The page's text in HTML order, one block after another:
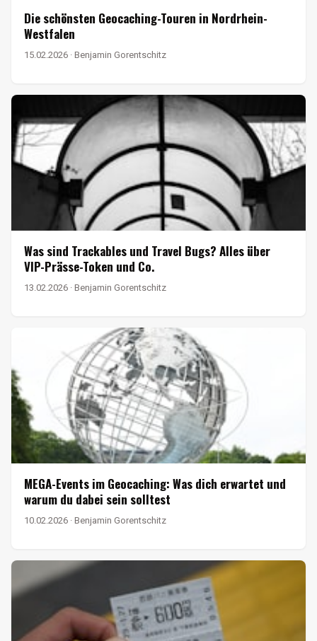
Die schönsten Geocaching-Touren in Nordrhein-
Westfalen
15.02.2026 · Benjamin Gorentschitz
Was sind Trackables und Travel Bugs? Alles über
VIP-Prässe-Token und Co.
13.02.2026 · Benjamin Gorentschitz
MEGA-Events im Geocaching: Was dich erwartet und
warum du dabei sein solltest
10.02.2026 · Benjamin Gorentschitz